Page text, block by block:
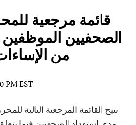
قائمة مرجعية
الصحفيين
من
PM EST
تتيح القائمة المرجعية التالية